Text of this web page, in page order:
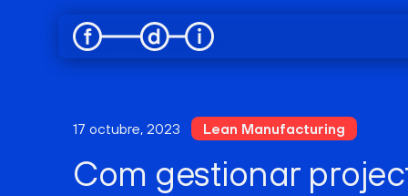
17 octubre, 2023 Lean Manufacturing
Com gestionar